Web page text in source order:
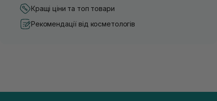
Кращі ціни та топ товари
Рекомендації від косметологів